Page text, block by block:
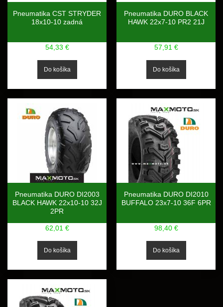
Pneumatika CST STRYDER
18x10-10 zadná
54,33 €
Pneumatika DURO BLACK
HAWK 22x7-10 PR2 21J
57,91 €
Pneumatika DURO DI2003
BLACK HAWK 22x10-10 32J
2PR
62,01 €
Pneumatika DURO DI2010
BUFFALO 23x7-10 36F 6PR
98,40 €